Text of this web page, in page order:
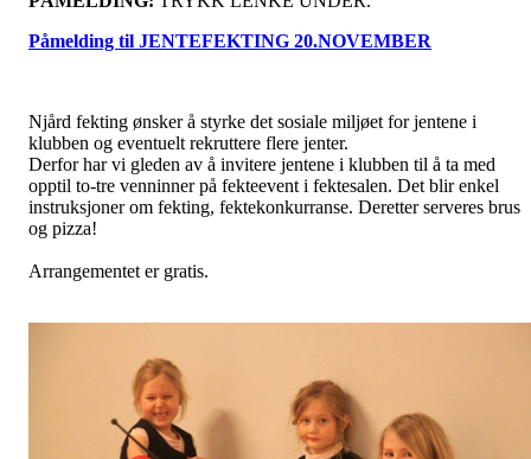
Påmelding til JENTEFEKTING 20.NOVEMBER
Njård fekting ønsker å styrke det sosiale miljøet for jentene i
klubben og eventuelt rekruttere flere jenter.
Derfor har vi gleden av å invitere jentene i klubben til å ta med
opptil to-tre venninner på fekteevent i fektesalen. Det blir enkel
instruksjoner om fekting, fektekonkurranse. Deretter serveres brus
og pizza!
Arrangementet er gratis.